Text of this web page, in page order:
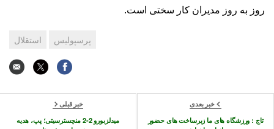
روز به روز مدیران کار سختی است.
پرسپولیس استقلال
خبر بعدی
تاج : ورزشگاه های ما زیرساخت های حضور
خبر قبلی
میدلزبورو 2-2 منچسترسیتی؛ پپ، هدیه